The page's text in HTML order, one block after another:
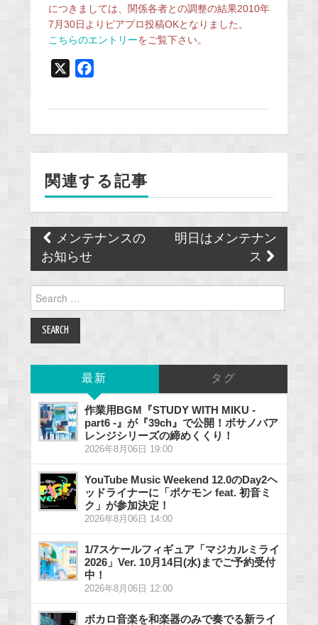
につきましては、関係各者との調整の結果2010年
7月30日よりピアプロ投稿OKとなりました。
こちらのエントリーをご覧下さい。
o
k
関連する記事
Post
navigation
メンテナンスの
お知らせ
明日はメンテナン
ス
Search
for:
最新 タグ
作業用BGM『STUDY WITH MIKU -
part6 -』が『39ch』で公開！ボサノバア
レンジシリーズの締めくくり！
2026年8月06日 19:00
YouTube Music Weekend 12.0のDay2ヘ
ッドライナーに「ポケモン feat. 初音ミ
ク」が参加決定！
2026年8月06日 14:00
1/7スケールフィギュア「マジカルミライ
2026」Ver. 10月14日(水)までご予約受付
中！
2026年8月06日 12:00
ボカロ音楽を和楽器のみで奏でる新ライ